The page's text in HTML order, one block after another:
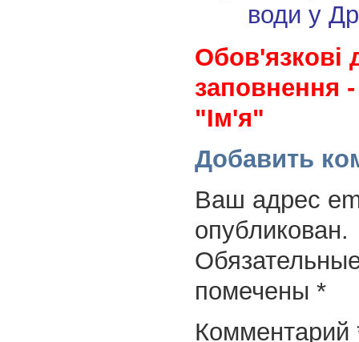
води у
Обов'язкові
заповнення
"Ім'я"
Добавить
Ваш адрес
опубликован.
помечены *
Комментарий